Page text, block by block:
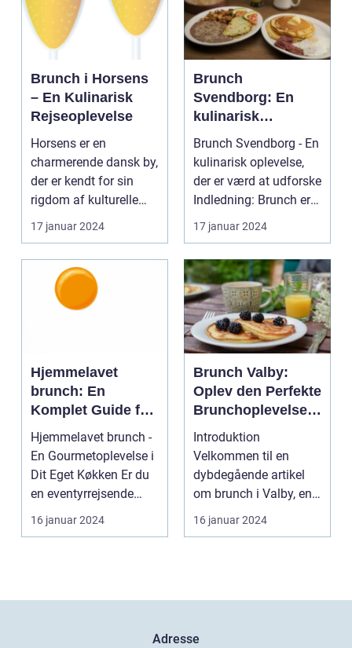
Brunch i Horsens
– En Kulinarisk
Rejseoplevelse
Horsens er en
charmerende dansk by,
der er kendt for sin
rigdom af kulturelle
tilbud og naturskønne
17 januar 2024
Brunch
Svendborg: En
kulinarisk
oplevelse for
eventyrrejsende
og backpackere
Brunch Svendborg - En
kulinarisk oplevelse,
der er værd at udforske
Indledning: Brunch er
en populæ...
17 januar 2024
Hjemmelavet
brunch: En
Komplet Guide for
Eventyrrejsende
og Backpackere
Hjemmelavet brunch -
En Gourmetoplevelse i
Dit Eget Køkken Er du
en eventyrrejsende
eller en backpa...
16 januar 2024
Brunch Valby:
Oplev den Perfekte
Brunchoplevelse i
Vesterbro
Introduktion
Velkommen til en
dybdegående artikel
om brunch i Valby, en
populær og trendy
bydel i Kø...
16 januar 2024
Adresse